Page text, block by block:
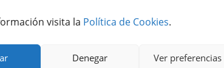
visita la Política de Cookies.
Denegar Ver preferencias
de Escocia
Churrasco de Ternera Suprema (700g. –